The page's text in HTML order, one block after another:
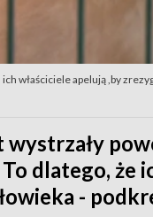
właściciele apelują ,by
dlatego, że
-